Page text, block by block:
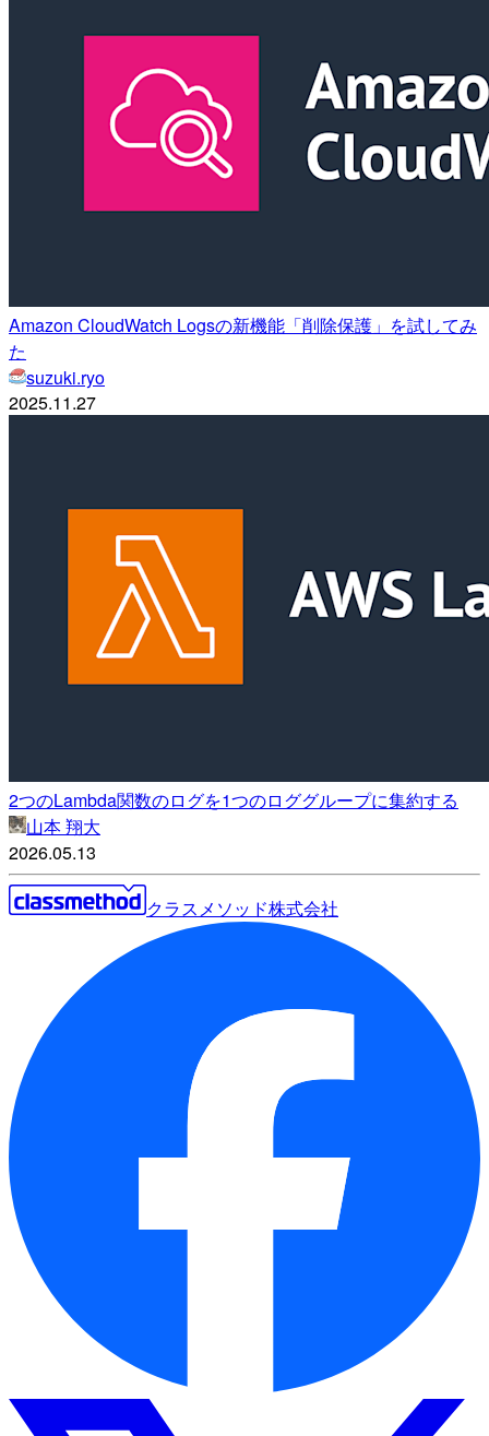
Amazon CloudWatch Logsの新機能「削除保護」を試してみ
た
suzuki.ryo
2025.11.27
2つのLambda関数のログを1つのロググループに集約する
山本 翔大
2026.05.13
クラスメソッド株式会社